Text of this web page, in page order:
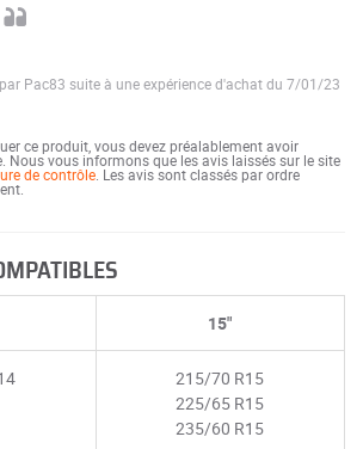
Pac83 suite à une expérience d'achat du 7/01/23
ce produit, vous devez préalablement avoir
Nous vous informons que les avis laissés sur le site
de contrôle . Les avis sont classés par ordre
15"
215/70 R15
225/65 R15
235/60 R15